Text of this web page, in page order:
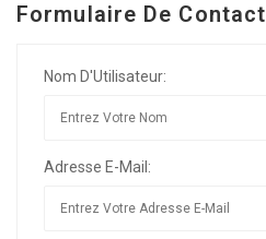
Formulaire De Contact
Nom D'Utilisateur:
Adresse E-Mail: